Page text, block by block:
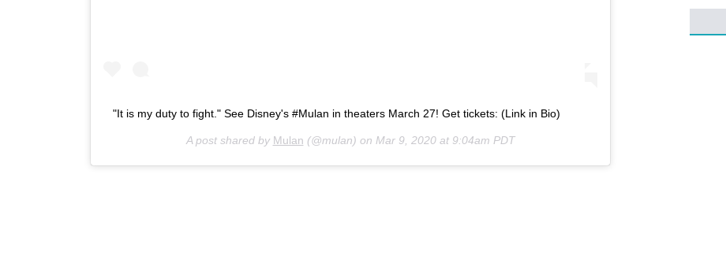
"It is my duty to fight." See Disney's #Mulan in theaters March 27! Get tickets: (Link in Bio)
A post shared by Mulan (@mulan) on Mar 9, 2020 at 9:04am PDT